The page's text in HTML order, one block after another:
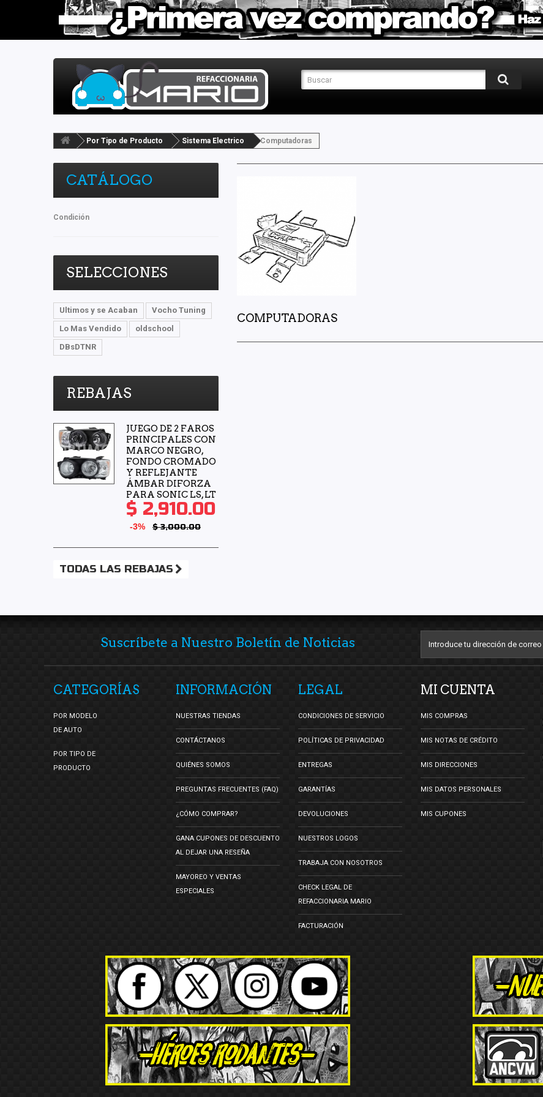
Por Tipo de Producto Sistema Electrico Computadoras
CATÁLOGO
Condición
SELECCIONES
Ultimos y se Acaban
Vocho Tuning
Lo Mas Vendido
oldschool
DBsDTNR
REBAJAS
JUEGO DE 2 FAROS
PRINCIPALES CON
MARCO NEGRO,
FONDO CROMADO
Y REFLEJANTE
ÁMBAR DIFORZA
PARA SONIC LS, LT
$ 2,910.00
-3% $ 3,000.00
TODAS LAS REBAJAS
COMPUTADORAS
Suscríbete a Nuestro Boletín de Noticias
CATEGORÍAS
POR MODELO
DE AUTO
POR TIPO DE
PRODUCTO
INFORMACIÓN
NUESTRAS TIENDAS
CONTÁCTANOS
QUIÉNES SOMOS
PREGUNTAS FRECUENTES (FAQ)
¿CÓMO COMPRAR?
GANA CUPONES DE DESCUENTO
AL DEJAR UNA RESEÑA
MAYOREO Y VENTAS
ESPECIALES
LEGAL
CONDICIONES DE SERVICIO
POLÍTICAS DE PRIVACIDAD
ENTREGAS
GARANTÍAS
DEVOLUCIONES
NUESTROS LOGOS
TRABAJA CON NOSOTROS
CHECK LEGAL DE
REFACCIONARIA MARIO
FACTURACIÓN
MI CUENTA
MIS COMPRAS
MIS NOTAS DE CRÉDITO
MIS DIRECCIONES
MIS DATOS PERSONALES
MIS CUPONES